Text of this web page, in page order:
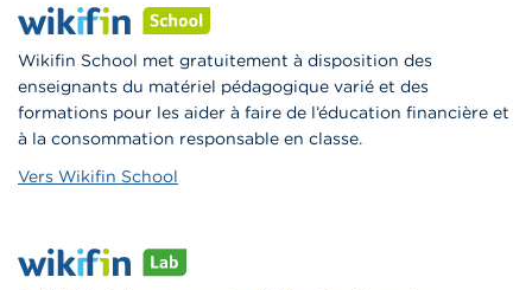
Wikifin School met gratuitement à disposition des
enseignants du matériel pédagogique varié et des
formations pour les aider à faire de l’éducation financière et
à la consommation responsable en classe.
Vers Wikifin School